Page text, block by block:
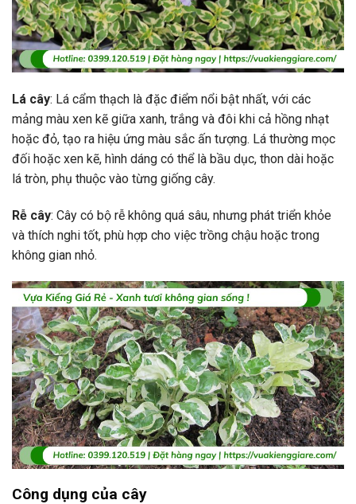
Lá cây: Lá cẩm thạch là đặc điểm nổi bật nhất, với các
mảng màu xen kẽ giữa xanh, trắng và đôi khi cả hồng nhạt
hoặc đỏ, tạo ra hiệu ứng màu sắc ấn tượng. Lá thường mọc
đối hoặc xen kẽ, hình dáng có thể là bầu dục, thon dài hoặc
lá tròn, phụ thuộc vào từng giống cây.
Rễ cây: Cây có bộ rễ không quá sâu, nhưng phát triển khỏe
và thích nghi tốt, phù hợp cho việc trồng chậu hoặc trong
không gian nhỏ.
Công dụng của cây